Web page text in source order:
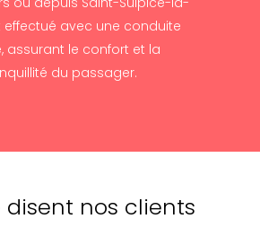
effectué avec une conduite
assurant le confort et la
du passager.
disent nos clients